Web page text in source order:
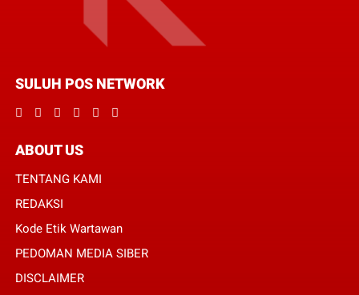
SULUH POS NETWORK
ABOUT US
TENTANG KAMI
REDAKSI
Kode Etik Wartawan
PEDOMAN MEDIA SIBER
DISCLAIMER